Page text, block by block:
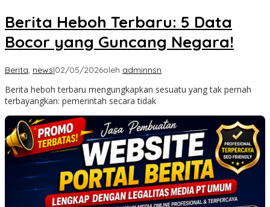
Berita Heboh Terbaru: 5 Data
Bocor yang Guncang Negara!
Berita, news|02/05/2026oleh adminnsn
Berita heboh terbaru mengungkapkan sesuatu yang tak pernah
terbayangkan: pemerintah secara tidak